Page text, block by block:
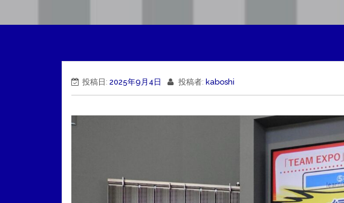
投稿日: 2025年9月4日 投稿者: kaboshi